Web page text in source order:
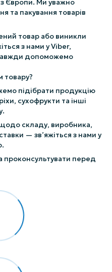
з Європи. Ми уважно
та пакування товарів
товар або виникли
з нами у Viber,
допоможемо
товару?
підібрати продукцію
сухофрукти та інші
складу, виробника,
— зв’яжіться з нами у
перед